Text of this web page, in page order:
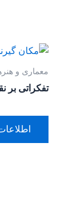
معماری و
تفکراتی بر